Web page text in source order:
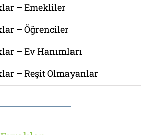
– Emekliler
– Öğrenciler
– Ev Hanımları
– Reşit Olmayanlar